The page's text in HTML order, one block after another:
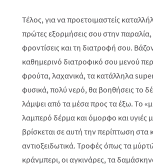
Τέλος, για να προετοιμαστείς
πρώτες εξορμήσεις σου στην παραλία,
φροντίσεις και τη διατροφή σου.
καθημερινό διατροφικό σου μενού
φρούτα, λαχανικά, τα κατάλληλα
φυσικά, πολύ νερό, θα βοηθήσεις το
λάμψει από τα μέσα προς τα έξω. Το
λαμπερό δέρμα και όμορφο και υγιές
βρίσκεται σε αυτή την περίπτωση στα
αντιοξειδωτικά. Τροφές όπως τα
κράνμπερι, οι αγκινάρες, τα